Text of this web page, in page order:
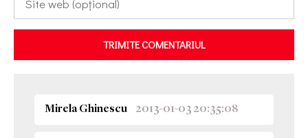
TRIMITE COMENTARIUL
Mirela Ghinescu 2013-01-03 20:35:08